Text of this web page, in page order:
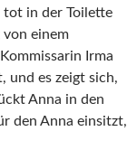
tot in der Toilette
einem
Irma
und es zeigt sich,
Anna in den
den Anna einsitzt,